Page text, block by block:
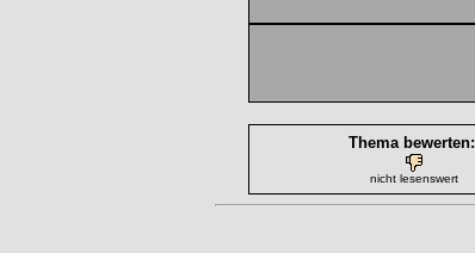
Thema bewerten:
nicht lesenswert